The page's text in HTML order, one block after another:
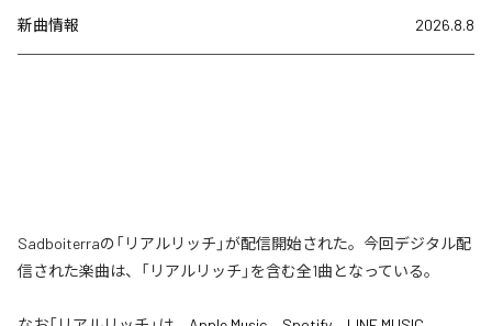
新曲情報 2026.8.8
Sadboiterraの「リアルリッチ」が配信開始された。今回デジタル配
信された楽曲は、「リアルリッチ」を含む全1曲となっている。